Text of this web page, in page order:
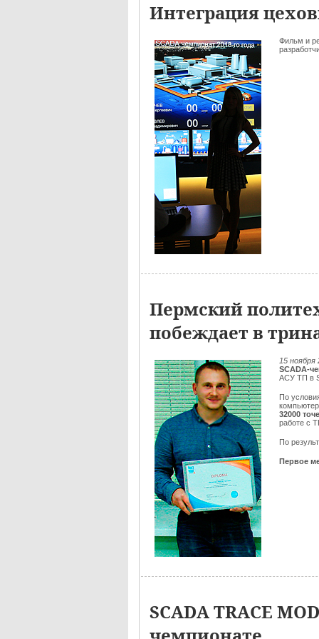
Интеграция
Фильм и
Пермский
побеждает в
15 ноября
SCADA-
АСУ ТП в
По
32000
работе с
По
Первое
SCADA TRACE